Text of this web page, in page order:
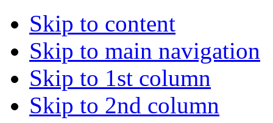
Skip to content
Skip to main navigation
Skip to 1st column
Skip to 2nd column